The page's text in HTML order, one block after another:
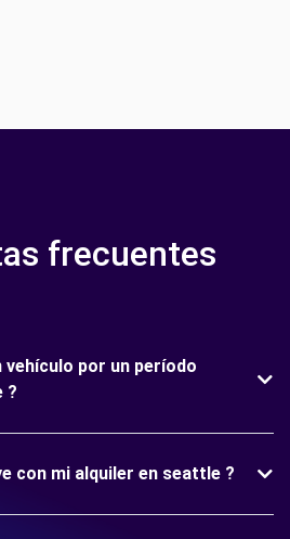
frecuentes
vehículo por un período
?
con mi alquiler en seattle ?